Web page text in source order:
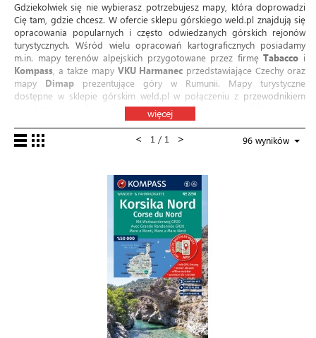
Gdziekolwiek się nie wybierasz potrzebujesz mapy, która doprowadzi
Cię tam, gdzie chcesz. W ofercie sklepu górskiego weld.pl znajdują się
opracowania popularnych i często odwiedzanych górskich rejonów
turystycznych. Wśród wielu opracowań kartograficznych posiadamy
m.in. mapy terenów alpejskich przygotowane przez firmęTabacco i
Kompass , a także mapy VKU Harmanec przedstawiające Czechy oraz
mapy Dimap prezentujące góry w Rumunii. Mapy turystyczne
dostępne w sklepie górskim weld.pl w połączeniu z przewodnikiem
turystycznym po danym regionie nie pozwolą nam się zgubić.
więcej
< 1 / 1 > 96 wyników